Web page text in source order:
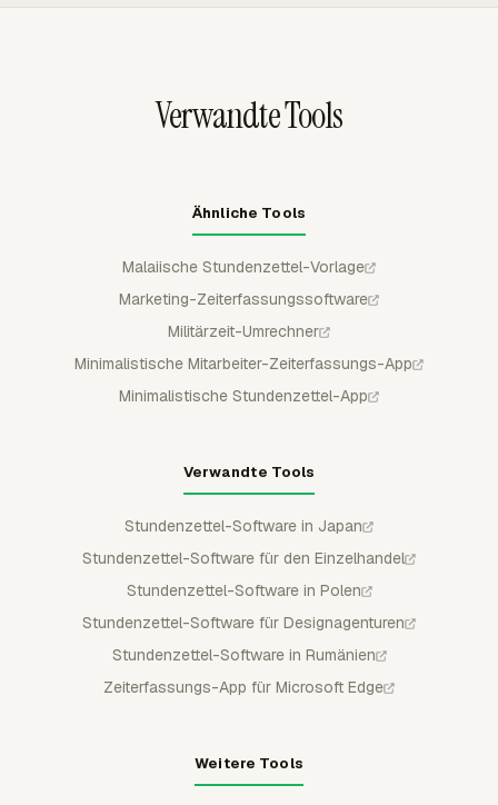
Verwandte Tools
Ähnliche Tools
Malaiische Stundenzettel-Vorlage
Marketing-Zeiterfassungssoftware
Militärzeit-Umrechner
Minimalistische Mitarbeiter-Zeiterfassungs-App
Minimalistische Stundenzettel-App
Verwandte Tools
Stundenzettel-Software in Japan
Stundenzettel-Software für den Einzelhandel
Stundenzettel-Software in Polen
Stundenzettel-Software für Designagenturen
Stundenzettel-Software in Rumänien
Zeiterfassungs-App für Microsoft Edge
Weitere Tools